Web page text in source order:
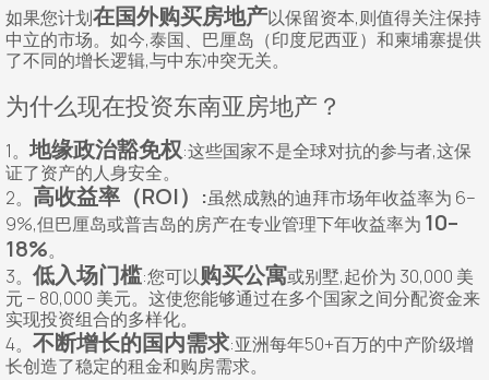
如果您计划在国外购买房地产以保留资本,则值得关注保持
中立的市场。如今,泰国、巴厘岛（印度尼西亚）和柬埔寨提供
了不同的增长逻辑,与中东冲突无关。
为什么现在投资东南亚房地产？
1。地缘政治豁免权:这些国家不是全球对抗的参与者,这保
证了资产的人身安全。
2。 高收益率（ROI）:虽然成熟的迪拜市场年收益率为 6–
9%,但巴厘岛或普吉岛的房产在专业管理下年收益率为 10–
18%。
3。 低入场门槛:您可以购买公寓或别墅,起价为 30,000 美
元 – 80,000 美元。这使您能够通过在多个国家之间分配资金来
实现投资组合的多样化。
4。 不断增长的国内需求:亚洲每年50+百万的中产阶级增
长创造了稳定的租金和购房需求。